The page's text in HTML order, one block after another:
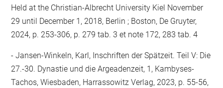
Held at the Christian-Albrecht University Kiel November
29 until December 1, 2018, Berlin ; Boston, De Gruyter,
2024, p. 253-306, p. 279 tab. 3 et note 172, 283 tab. 4
Jansen-Winkeln, Karl, Inschriften der Spätzeit. Teil V: Die
27.-30. Dynastie und die Argeadenzeit, 1, Kambyses-
Tachos, Wiesbaden, Harrassowitz Verlag, 2023, p. 55-56,